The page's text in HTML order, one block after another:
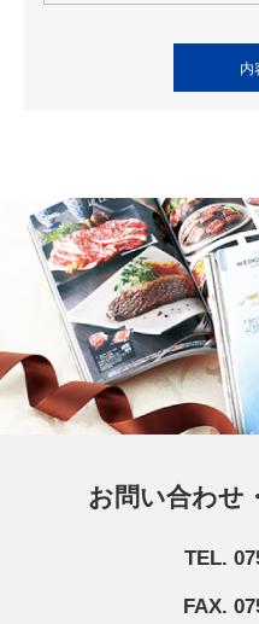
お問い合わせ
TEL.
FAX.